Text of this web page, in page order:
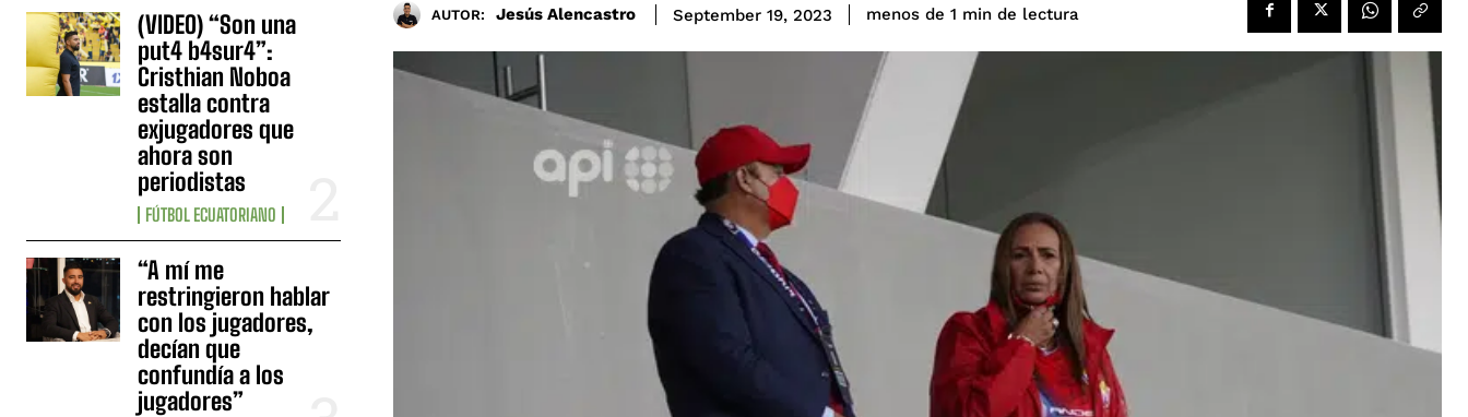
(VIDEO) “Son una
put4 b4sur4”:
Cristhian Noboa
estalla contra
exjugadores que
ahora son
periodistas
FÚTBOL ECUATORIANO
“A mí me
restringieron hablar
con los jugadores,
decían que
confundía a los
jugadores”
AUTOR: Jesús Alencastro September 19, 2023 menos de 1 min de lectura